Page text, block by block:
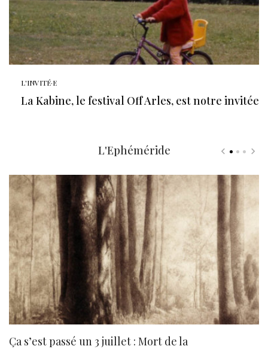
L'INVITÉ·E
La Kabine, le festival Off Arles, est notre invitée
L'Ephéméride
Ça s’est passé un 3 juillet : Mort de la